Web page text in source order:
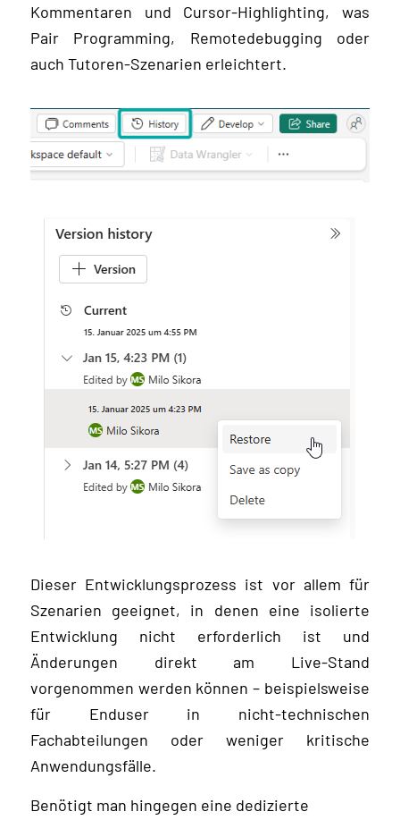
Kommentaren und Cursor-Highlighting, was
Pair Programming, Remotedebugging oder
auch Tutoren-Szenarien erleichtert.
Dieser Entwicklungsprozess ist vor allem für
Szenarien geeignet, in denen eine isolierte
Entwicklung nicht erforderlich ist und
Änderungen direkt am Live-Stand
vorgenommen werden können – beispielsweise
für Enduser in nicht-technischen
Fachabteilungen oder weniger kritische
Anwendungsfälle.
Benötigt man hingegen eine dedizierte